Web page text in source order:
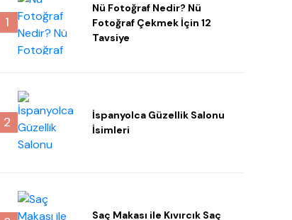
1
Nü Fotoğraf Nedir? Nü
Fotoğraf Çekmek İçin 12
Tavsiye
2
İspanyolca Güzellik Salonu
İsimleri
Saç Makası ile Kıvırcık Saç